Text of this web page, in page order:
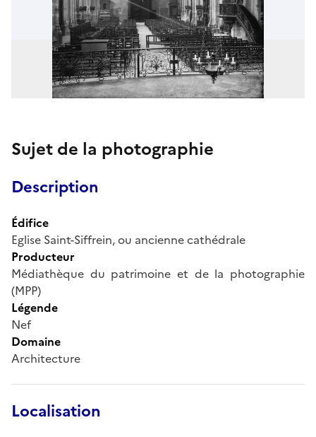
Sujet de la photographie
Description
Édifice
Eglise Saint-Siffrein, ou ancienne cathédrale
Producteur
Médiathèque du patrimoine et de la photographie
(MPP)
Légende
Nef
Domaine
Architecture
Localisation